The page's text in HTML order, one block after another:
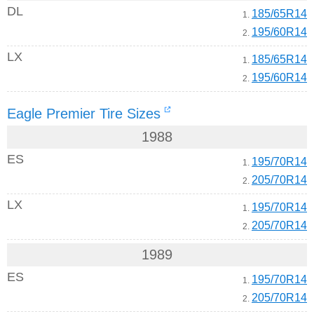
DL 1. 185/65R14
2. 195/60R14
LX 1. 185/65R14
2. 195/60R14
Eagle Premier Tire Sizes
1988
ES 1. 195/70R14
2. 205/70R14
LX 1. 195/70R14
2. 205/70R14
1989
ES 1. 195/70R14
2. 205/70R14